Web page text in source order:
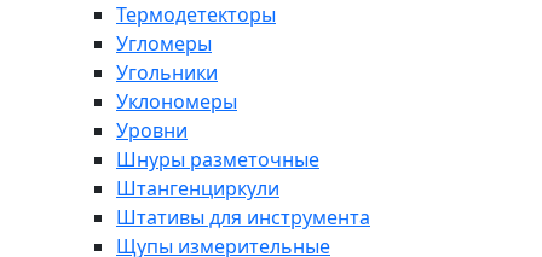
Термодетекторы
Угломеры
Угольники
Уклономеры
Уровни
Шнуры разметочные
Штангенциркули
Штативы для инструмента
Щупы измерительные